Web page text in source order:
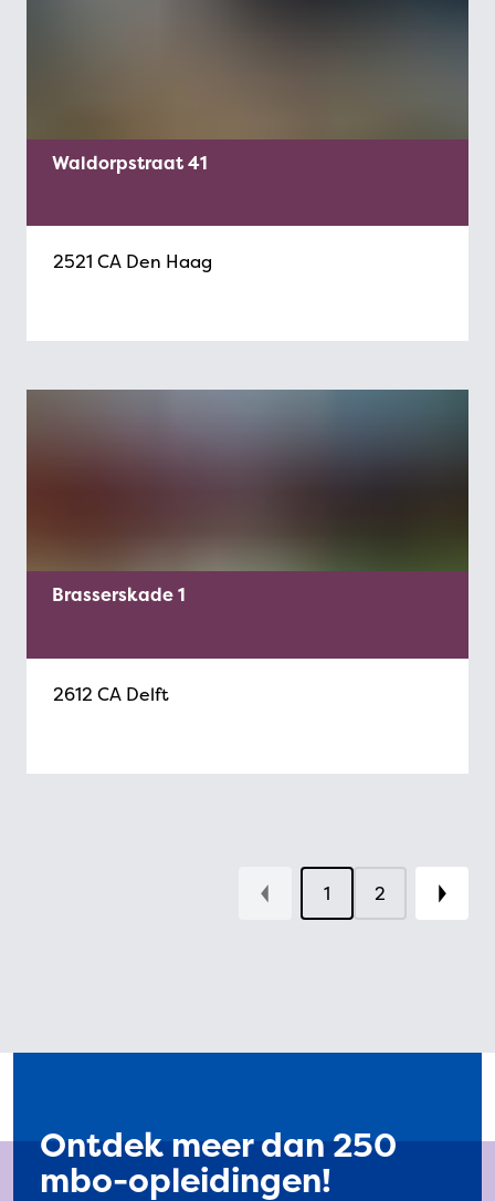
Waldorpstraat 41
2521 CA Den Haag
Brasserskade 1
2612 CA Delft
1 2
Ontdek meer dan 250
mbo-opleidingen!